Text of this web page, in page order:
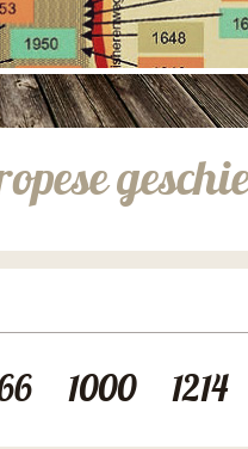
1000 1214